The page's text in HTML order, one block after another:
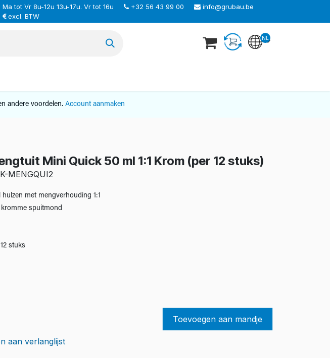
Ma tot Vr 8u-12u 13u-17u. Vr tot 16u +32 56 43 99 00
info@grubau.be
excl. BTW
NL
andere voordelen. Account aanmaken
Mini Quick 50 ml 1:1 Krom (per 12 stuks)
MENGQUI2
met mengverhouding 1:1
spuitmond
stuks
Toevoegen aan mandje
aan verlanglijst